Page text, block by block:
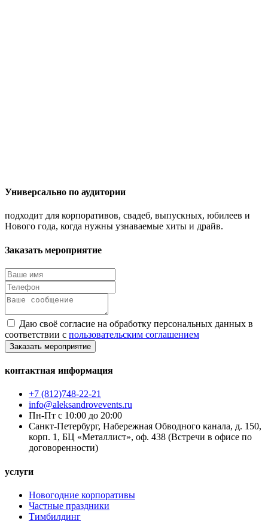
Универсально по аудитории
подходит для корпоративов, свадеб, выпускных, юбилеев и
Нового года, когда нужны узнаваемые хиты и драйв.
Заказать мероприятие
Даю своё согласие на обработку персональных данных в
соответствии с пользовательским соглашением
Заказать мероприятие
контактная информация
+7 (812)748-22-21
info@aleksandrovevents.ru
Пн-Пт с 10:00 до 20:00
Санкт-Петербург, Набережная Обводного канала, д. 150,
корп. 1, БЦ «Металлист», оф. 438 (Встречи в офисе по
договоренности)
услуги
Новогодние корпоративы
Частные праздники
Тимбилдинг